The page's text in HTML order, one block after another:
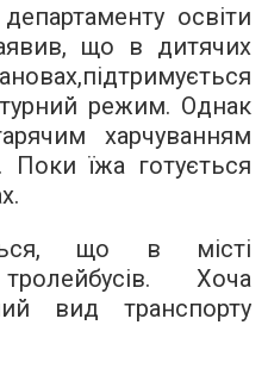
освіти
що в дитячих
режим. Однак
харчуванням
їжа готується
що в місті
Хоча
вид транспорту